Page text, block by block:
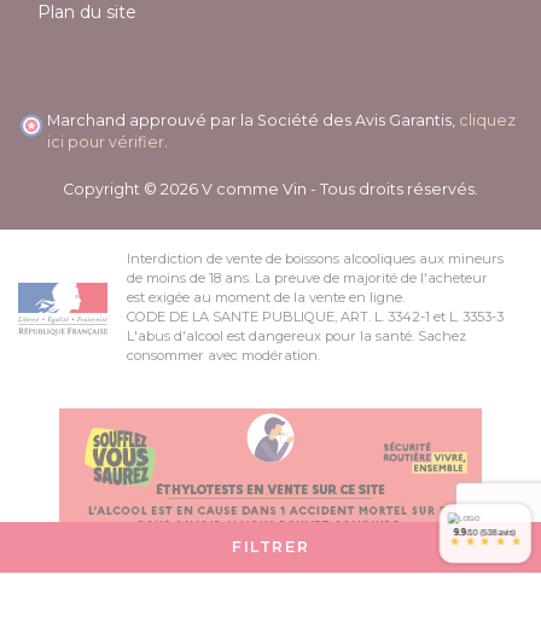
FILTRER
Plan du site
Marchand approuvé par la Société des Avis Garantis, cliquez
ici pour vérifier.
Copyright © 2026 V comme Vin - Tous droits réservés.
Interdiction de vente de boissons alcooliques aux mineurs
de moins de 18 ans. La preuve de majorité de l'acheteur
est exigée au moment de la vente en ligne.
CODE DE LA SANTE PUBLIQUE, ART. L. 3342-1 et L. 3353-3
L'abus d'alcool est dangereux pour la santé. Sachez
consommer avec modération.
9.9/10 (538 avis)
* * * * *